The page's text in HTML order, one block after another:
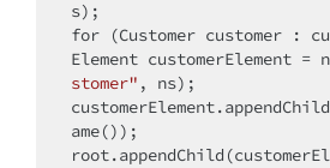
for (Customer customer :
Element customerElement =
stomer" , ns);
ame());